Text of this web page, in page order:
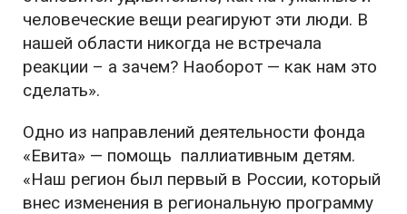
человеческие вещи реагируют эти люди. В
нашей области никогда не встречала
реакции – а зачем? Наоборот — как нам это
сделать».
Одно из направлений деятельности фонда
«Евита» — помощь паллиативным детям.
«Наш регион был первый в России, который
внес изменения в региональную программу